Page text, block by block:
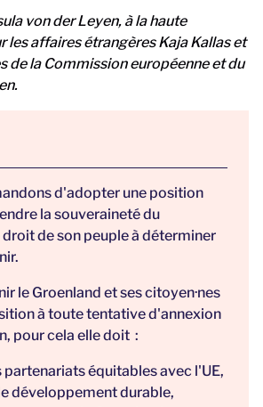
von der Leyen, à la haute
les affaires étrangères Kaja Kallas et
de la Commission européenne et du
d'adopter une position
la souveraineté du
droit de son peuple à déterminer
le Groenland et ses citoyen·nes
à toute tentative d'annexion
pour cela elle doit :
partenariats équitables avec l'UE,
développement durable,